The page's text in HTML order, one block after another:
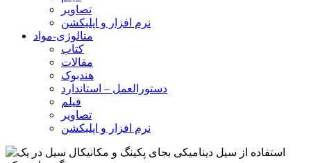
تصاویر
نرم افزار و اپلیکشن
متالوژی-مواد
کتاب
مقالات
هندبوک
دستورالعمل – استاندارد
فیلم
تصاویر
نرم افزار و اپلیکشن